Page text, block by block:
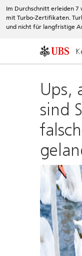
Im Durchschnitt erleiden
mit Turbo-Zertifikaten.
und nicht für langfristige
Ups,
sind